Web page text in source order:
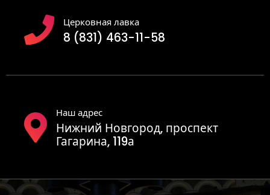
Церковная лавка
8 (831) 463-11-58
Наш адрес
Нижний Новгород, проспект
Гагарина, 119а